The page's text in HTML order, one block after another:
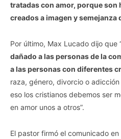
tratadas con amor, porque son
creados a imagen y semejanza
Por último, Max Lucado dijo que
dañado a las personas de la
a las personas con diferentes
raza, género, divorcio o
eso los cristianos debemos ser
en amor unos a otros”.
El pastor firmó el comunicado